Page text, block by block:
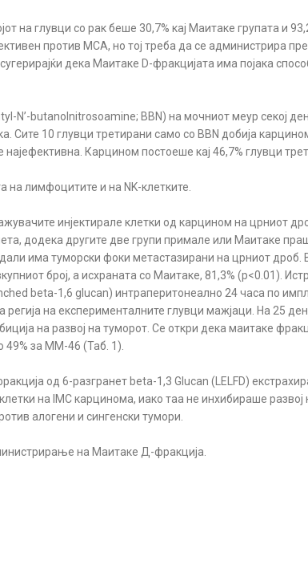
на глувци со рак беше 30,7% кај Маитаке групата и
против MCA, но тој треба да се администрира
дека Маитаке D-фракцијата има појака
N’-butanolnitrosoamine; BBN) на мочниот меур секој
Сите 10 глувци третирани само со BBN добија
Карцином постоеше кај 46,7% глувци
на лимфоцитите и на NK-клетките.
инјектирале клетки од карцином на црниот
додека другите две групи примале или Маитаке
има туморски фоки метастазирани на црниот дроб.
број, а исхраната со Маитаке, 81,3% (p<0.01).
beta-1,6 glucan) интраперитонеално 24 часа по
на експерименталните глувци мажјаци. На 25
на развој на туморот. Се откри дека маитаке
49% за ММ-46 (Таб. 1).
од 6-разгранет beta-1,3 Glucan (LELFD)
на IMC карцинома, иако таа не инхибираше
алогени и сингенски тумори.
на Маитаке Д-фракција.